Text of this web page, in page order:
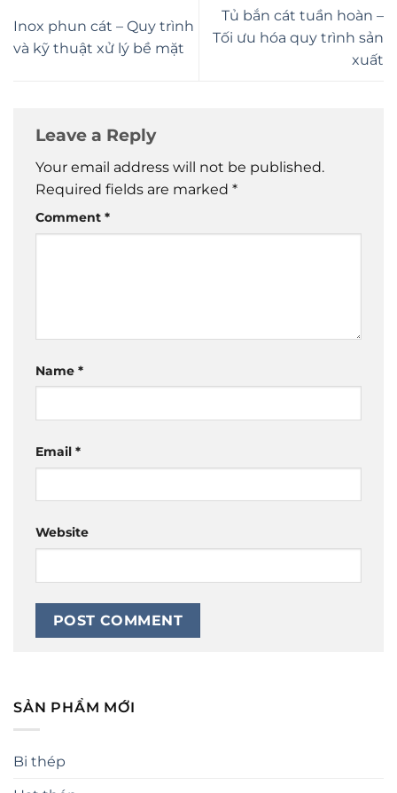
Inox phun cát – Quy trình
và kỹ thuật xử lý bề mặt
Tủ bắn cát tuần hoàn –
Tối ưu hóa quy trình sản
xuất
Leave a Reply
Your email address will not be published.
Required fields are marked *
Comment *
Name *
Email *
Website
SẢN PHẨM MỚI
Bi thép